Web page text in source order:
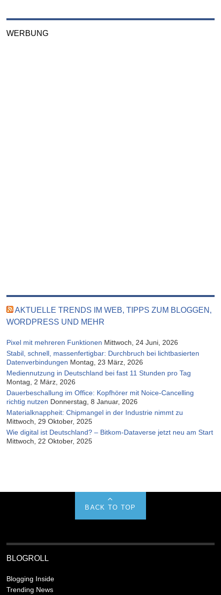
WERBUNG
AKTUELLE TRENDS IM WEB, TIPPS ZUM BLOGGEN,
WORDPRESS UND MEHR
Pixel mit mehreren Funktionen Mittwoch, 24 Juni, 2026
Stabil, schnell, massenfertigbar: Durchbruch bei lichtbasierten
Datenverbindungen Montag, 23 März, 2026
Mediennutzung in Deutschland bei fast 11 Stunden pro Tag
Montag, 2 März, 2026
Dauerbeschallung im Office: Kopfhörer mit Noice-Cancelling
richtig nutzen Donnerstag, 8 Januar, 2026
Materialknappheit: Chipmangel in der Industrie nimmt zu
Mittwoch, 29 Oktober, 2025
Wie digital ist Deutschland? – Bitkom-Dataverse jetzt neu am Start
Mittwoch, 22 Oktober, 2025
BACK TO TOP
BLOGROLL
Blogging Inside
Trending News